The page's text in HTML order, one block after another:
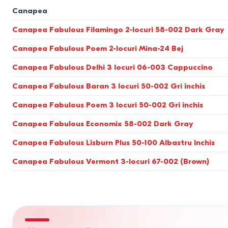
gri-maroniu
crem
smaralad
cafeniu
verde smarald
gri, negru
bej-gri
maro deschis
crem inchis
mocha
țiglă roșie
kaki
galben-verzui
1500*2010
1500*2680
1860*1930
1400*2020
1500*1900
1
1560*2000
1400*1870
1000*1850
2000*1500
1600*2000
1310*1950
1400x1900
1400*1900
1200*1900 1
Spațiul de dormit.Pentru doi adulți, standardul începe de la
Compararea mecanismelor de
De tipul mecanismului depinde rezistența la uzură a pardoselii
Mecanism Destinație
Eurocarte Somn zilnic
Pantograf (Tic-Tac) Somn zilnic
Acordeon Camere mici
Durabilitatea aspectului exterior este determinată de
Canapea
Canapea Fabulous Filamingo 2-locuri 58-002 Dark Gray
Canapea Fabulous Poem 2-locuri Mina-24 Bej
Canapea Fabulous Delhi 3 locuri 06-003 Cappuccino
Canapea Fabulous Baran 3 locuri 50-002 Gri închis
Canapea Fabulous Poem 3 locuri 50-002 Gri inchis
Canapea Fabulous Economix 58-002 Dark Gray
Canapea Fabulous Lisburn Plus 50-100 Albastru Inchis
Canapea Fabulous Vermont 3-locuri 67-002 (Brown)